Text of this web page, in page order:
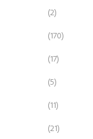
(2)
(170)
(17)
(5)
(11)
(21)